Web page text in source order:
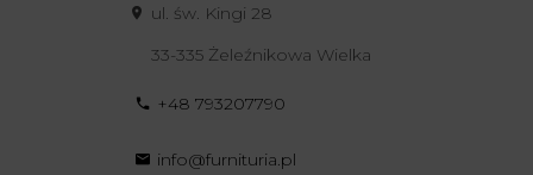
ul. św. Kingi 28
33-335 Żeleźnikowa Wielka
+48 793207790
info@furnituria.pl